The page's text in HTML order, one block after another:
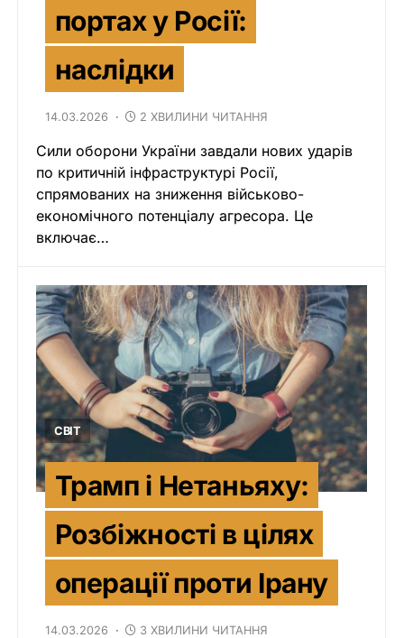
портах у Росії:
наслідки
14.03.2026 2 ХВИЛИНИ ЧИТАННЯ
Сили оборони України завдали нових ударів
по критичній інфраструктурі Росії,
спрямованих на зниження військово-
економічного потенціалу агресора. Це
включає…
СВІТ
Трамп і Нетаньяху:
Розбіжності в цілях
операції проти Ірану
14.03.2026 3 ХВИЛИНИ ЧИТАННЯ